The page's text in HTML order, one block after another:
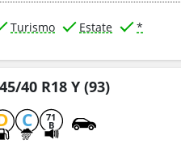
Turismo Estate *
40 R18 Y (93)
C 71
B